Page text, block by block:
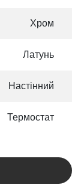
Хром
Латунь
Настінний
Термостат